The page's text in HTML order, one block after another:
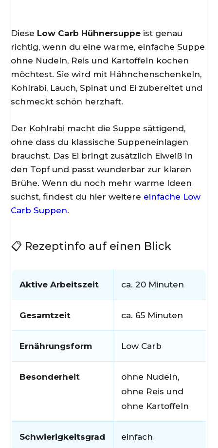
Diese Low Carb Hühnersuppe ist genau
richtig, wenn du eine warme, einfache Suppe
ohne Nudeln, Reis und Kartoffeln kochen
möchtest. Sie wird mit Hähnchenschenkeln,
Kohlrabi, Lauch, Spinat und Ei zubereitet und
schmeckt schön herzhaft.
Der Kohlrabi macht die Suppe sättigend,
ohne dass du klassische Suppeneinlagen
brauchst. Das Ei bringt zusätzlich Eiweiß in
den Topf und passt wunderbar zur klaren
Brühe. Wenn du noch mehr warme Ideen
suchst, findest du hier weitere einfache Low
Carb Suppen.
📋 Rezeptinfo auf einen Blick
Aktive Arbeitszeit ca. 20 Minuten
Gesamtzeit ca. 65 Minuten
Ernährungsform Low Carb
Besonderheit
ohne Nudeln,
ohne Reis und
ohne Kartoffeln
Schwierigkeitsgrad einfach